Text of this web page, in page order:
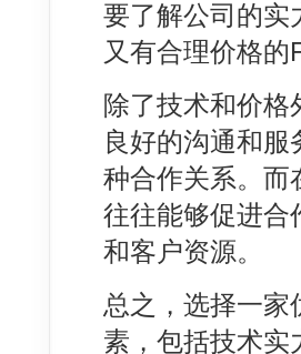
要了解公司的实
又有合理价格的
除了技术和价
良好的沟通和
种合作关系。而
往往能够促进合
和客户资源。
总之，选择一家
素，包括技术实